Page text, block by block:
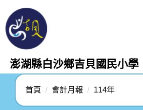
到
主
要
容澎湖縣白沙鄉吉貝國民小學
首頁 會計月報 114年